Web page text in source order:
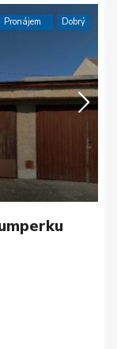
Pronájem Dobrý